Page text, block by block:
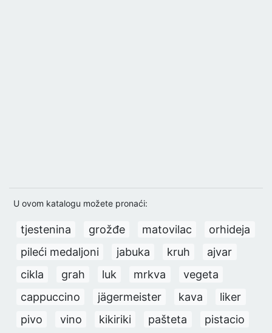
U ovom katalogu možete pronaći:
tjestenina grožđe matovilac
orhideja
pileći medaljoni
jabuka kruh
ajvar
cikla
grah luk mrkva
vegeta
cappuccino
jägermeister kava
liker
pivo
vino kikiriki pašteta
pistacio